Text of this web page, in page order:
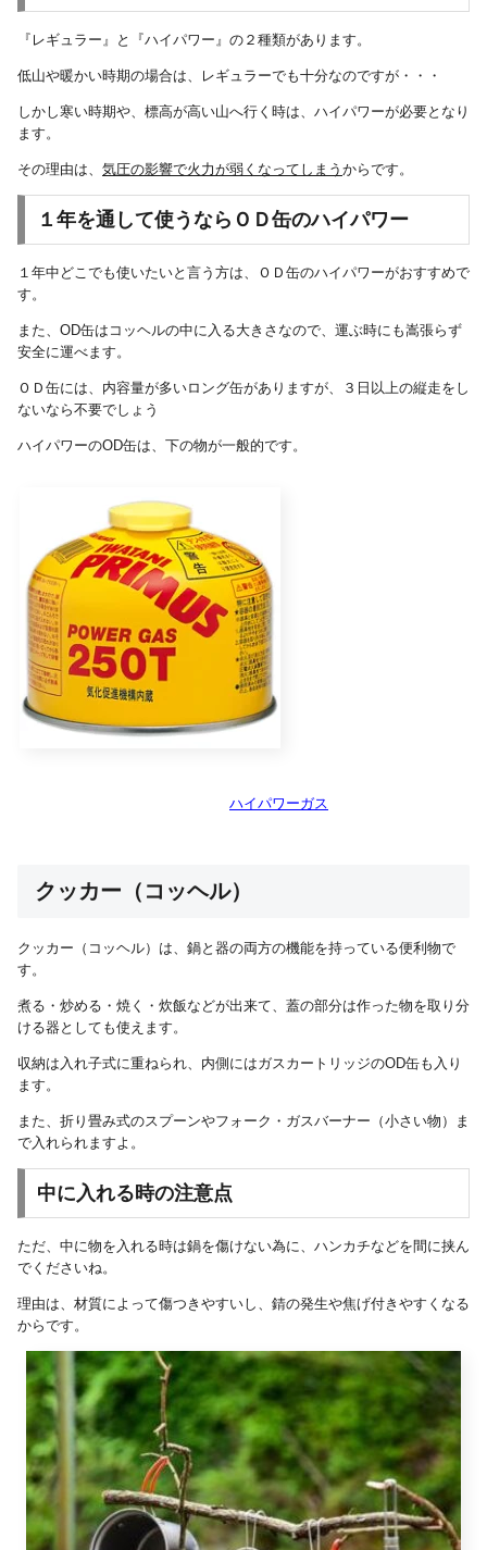
『レギュラー』と『ハイパワー』の２種類があります。
低山や暖かい時期の場合は、レギュラーでも十分なのですが・・・
しかし寒い時期や、標高が高い山へ行く時は、ハイパワーが必要となり
ます。
その理由は、 気圧の影響で火力が弱くなってしまう からです。
１年を通して使うならＯＤ缶のハイパワー
１年中どこでも使いたいと言う方は、ＯＤ缶のハイパワーがおすすめで
す。
また、OD缶はコッヘルの中に入る大きさなので、運ぶ時にも嵩張らず
安全に運べます。
ＯＤ缶には、内容量が多いロング缶がありますが、３日以上の縦走をし
ないなら不要でしょう
ハイパワーのOD缶は、下の物が一般的です。
ハイパワーガス
クッカー（コッヘル）
クッカー（コッヘル）は、鍋と器の両方の機能を持っている便利物で
す。
煮る・炒める・焼く・炊飯などが出来て、蓋の部分は作った物を取り分
ける器としても使えます。
収納は入れ子式に重ねられ、内側にはガスカートリッジのOD缶も入り
ます。
また、折り畳み式のスプーンやフォーク・ガスバーナー（小さい物）ま
で入れられますよ。
中に入れる時の注意点
ただ、中に物を入れる時は鍋を傷けない為に、ハンカチなどを間に挟ん
でくださいね。
理由は、材質によって傷つきやすいし、錆の発生や焦げ付きやすくなる
からです。